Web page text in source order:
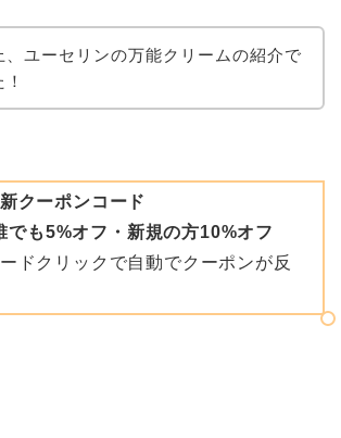
、ユーセリンの万能クリームの紹介で
クーポンコード
も5%オフ・新規の方10%オフ
ドクリックで自動でクーポンが反